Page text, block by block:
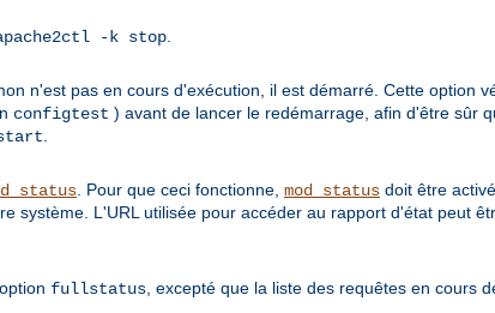
-k stop
n'est pas en cours d'exécution, il est démarré. Cette option
configtest ) avant de lancer le redémarrage, afin d'être sûr
. Pour que ceci fonctionne, mod_status doit être
système. L'URL utilisée pour accéder au rapport d'état peut
fullstatus , excepté que la liste des requêtes en cours